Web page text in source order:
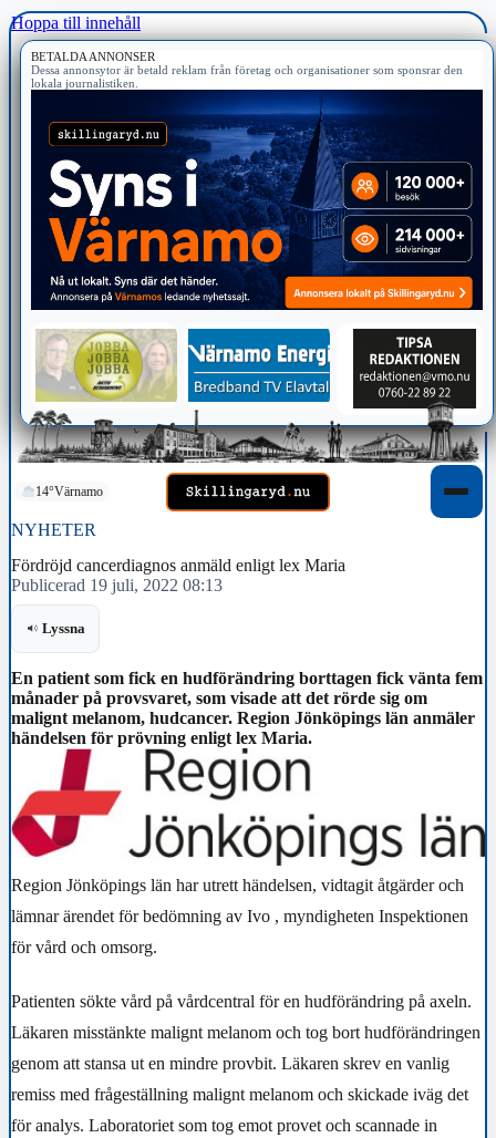
Hoppa till innehåll
BETALDA ANNONSER
Dessa annonsytor är betald reklam från företag och organisationer som sponsrar den
lokala journalistiken.
14°Värnamo
NYHETER
Fördröjd cancerdiagnos anmäld enligt lex Maria
Publicerad 19 juli, 2022 08:13
Lyssna
En patient som fick en hudförändring borttagen fick vänta fem
månader på provsvaret, som visade att det rörde sig om
malignt melanom, hudcancer. Region Jönköpings län anmäler
händelsen för prövning enligt lex Maria.
Region Jönköpings län har utrett händelsen, vidtagit åtgärder och
lämnar ärendet för bedömning av Ivo , myndigheten Inspektionen
för vård och omsorg.
Patienten sökte vård på vårdcentral för en hudförändring på axeln.
Läkaren misstänkte malignt melanom och tog bort hudförändringen
genom att stansa ut en mindre provbit. Läkaren skrev en vanlig
remiss med frågeställning malignt melanom och skickade iväg det
för analys. Laboratoriet som tog emot provet och scannade in